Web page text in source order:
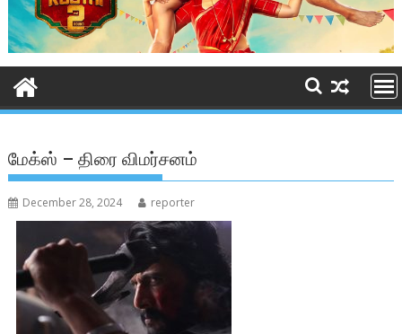
மேக்ஸ் – திரை விமர்சனம்
December 28, 2024 reporter